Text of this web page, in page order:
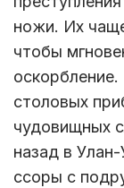
ножи. Их
чтобы
столовых
чудовищных
назад в
ссоры с